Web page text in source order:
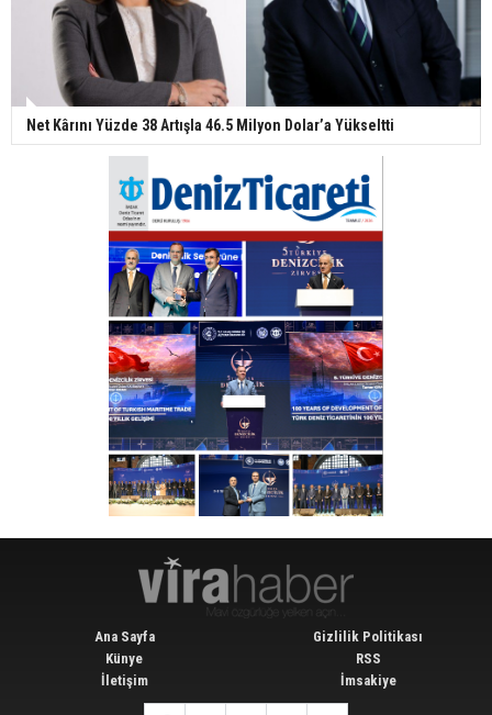
Net Kârını Yüzde 38 Artışla 46.5 Milyon Dolar’a Yükseltti
Ana Sayfa
Künye
İletişim
Gizlilik Politikası
RSS
İmsakiye